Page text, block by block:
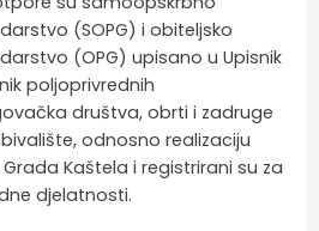
(SOPG) i obiteljsko
(OPG) upisano u Upisnik
poljoprivrednih
društva, obrti i zadruge
odnosno realizaciju
Kaštela i registrirani su za
djelatnosti.